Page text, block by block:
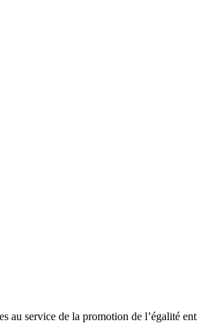
au service de la promotion de l’égalité